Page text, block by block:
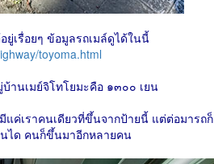
ยู่เรื่อยๆ ข้อมูลรถเมล์ดูได้ในนี้
toyoma.html
านเมย์จิโทโยมะคือ ๑๓๐๐ เยน
แค่เราคนเดียวที่ขึ้นจากป้ายนี้ แต่ต่อมารถก็
ได คนก็ขึ้นมาอีกหลายคน